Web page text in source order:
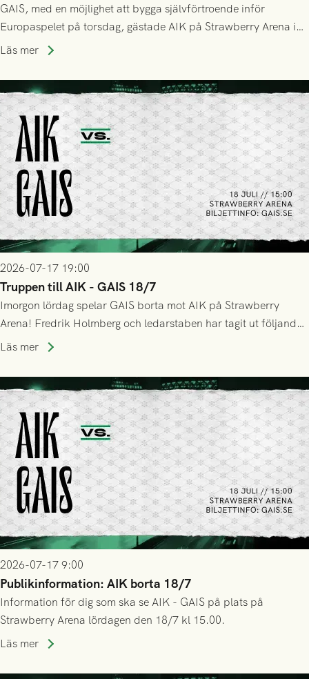
GAIS, med en möjlighet att bygga självförtroende inför
Europaspelet på torsdag, gästade AIK på Strawberry Arena i
Stockholm . Men trots konstant hotande i första halvlek av
lyckades få in 2-0.
Läs mer
2026-07-17 19:00
Truppen till AIK - GAIS 18/7
Imorgon lördag spelar GAIS borta mot AIK på Strawberry
Arena! Fredrik Holmberg och ledarstaben har tagit ut följande
trupp till matchen:
Läs mer
2026-07-17 9:00
Publikinformation: AIK borta 18/7
Information för dig som ska se AIK - GAIS på plats på
Strawberry Arena lördagen den 18/7 kl 15.00.
Läs mer